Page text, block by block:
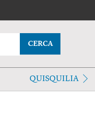
CERCA
QUISQUILIA